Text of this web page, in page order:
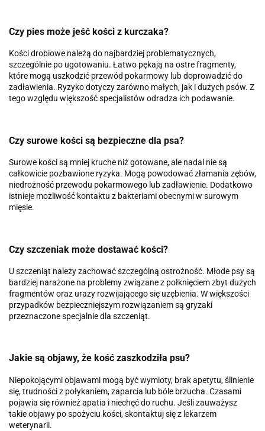
Czy pies może jeść kości z kurczaka?
Kości drobiowe należą do najbardziej problematycznych,
szczególnie po ugotowaniu. Łatwo pękają na ostre fragmenty,
które mogą uszkodzić przewód pokarmowy lub doprowadzić do
zadławienia. Ryzyko dotyczy zarówno małych, jak i dużych psów. Z
tego względu większość specjalistów odradza ich podawanie.
Czy surowe kości są bezpieczne dla psa?
Surowe kości są mniej kruche niż gotowane, ale nadal nie są
całkowicie pozbawione ryzyka. Mogą powodować złamania zębów,
niedrożność przewodu pokarmowego lub zadławienie. Dodatkowo
istnieje możliwość kontaktu z bakteriami obecnymi w surowym
mięsie.
Czy szczeniak może dostawać kości?
U szczeniąt należy zachować szczególną ostrożność. Młode psy są
bardziej narażone na problemy związane z połknięciem zbyt dużych
fragmentów oraz urazy rozwijającego się uzębienia. W większości
przypadków bezpieczniejszym rozwiązaniem są gryzaki
przeznaczone specjalnie dla szczeniąt.
Jakie są objawy, że kość zaszkodziła psu?
Niepokojącymi objawami mogą być wymioty, brak apetytu, ślinienie
się, trudności z połykaniem, zaparcia lub bóle brzucha. Czasami
pojawia się również apatia i niechęć do ruchu. Jeśli zauważysz
takie objawy po spożyciu kości, skontaktuj się z lekarzem
weterynarii.